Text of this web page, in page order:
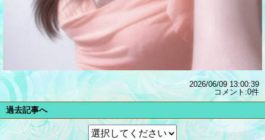
2026/06/09 13:00:39
コメント:0件
過去記事へ